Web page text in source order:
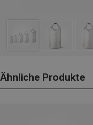
Ähnliche Produkte